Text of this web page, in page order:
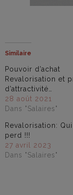
Similaire
Pouvoir d’achat
Revalorisation et
d’attractivité…
28 août 2021
Dans "Salaires"
Revalorisation:
perd !!!
27 avril 2023
Dans "Salaires"